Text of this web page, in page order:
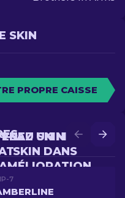
SKIN
PROPRE CAISSE
UN MEILLEUR
SKIN DANS
AMÉLIORATION
SKIN EN
7